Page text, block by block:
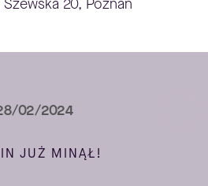
20, Poznań
02/2024
JUŻ MINĄŁ!